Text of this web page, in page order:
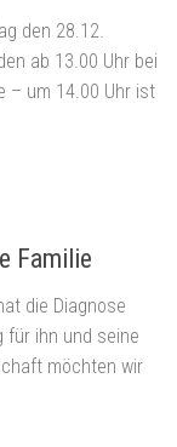
den 28.12.
ab 13.00 Uhr bei
– um 14.00 Uhr ist
Familie
die Diagnose
für ihn und seine
möchten wir